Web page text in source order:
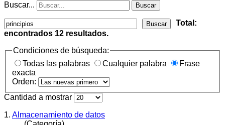
Buscar... Buscar
Buscar
Total:
encontrados 12 resultados.
Condiciones de búsqueda:
Todas las palabras
Cualquier palabra
Frase
exacta
Orden:
Cantidad a mostrar
1. Almacenamiento de datos